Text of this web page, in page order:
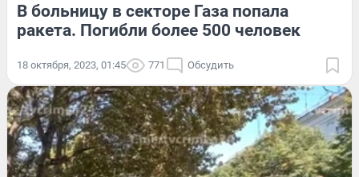
В больницу в секторе Газа попала
ракета. Погибли более 500 человек
18 октября, 2023, 01:45 771 Обсудить